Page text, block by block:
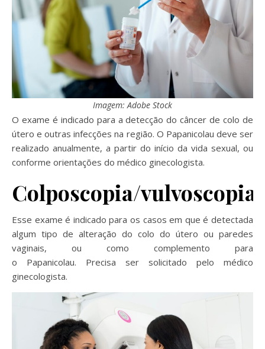
Imagem: Adobe Stock
O exame é indicado para a detecção do câncer de colo de
útero e outras infecções na região. O Papanicolau deve ser
realizado anualmente, a partir do início da vida sexual, ou
conforme orientações do médico ginecologista.
Colposcopia/vulvoscopia
Esse exame é indicado para os casos em que é detectada
algum tipo de alteração do colo do útero ou paredes
vaginais, ou como complemento para
o Papanicolau. Precisa ser solicitado pelo médico
ginecologista.